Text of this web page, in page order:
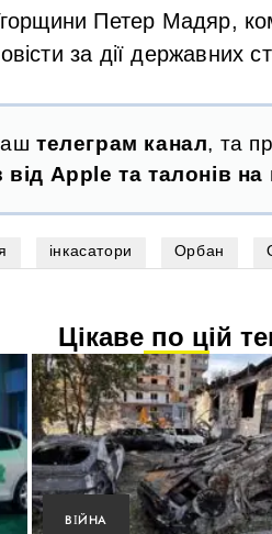
Петер Мадяр,
за дії державних
телеграм канал, та
від Apple та талонів
інкасатори Орбан
Цікаве по цій
ВІЙНА